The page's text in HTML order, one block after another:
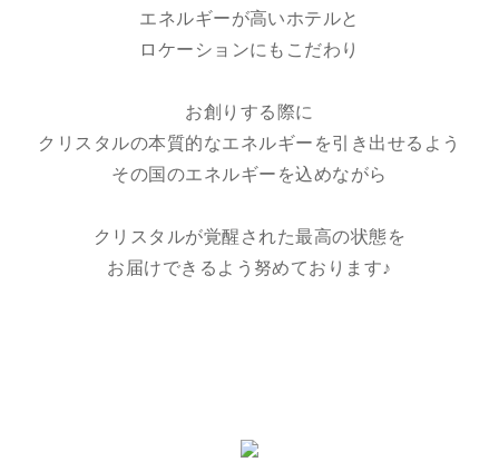
エネルギーが高いホテルと
ロケーションにもこだわり
お創りする際に
クリスタルの本質的なエネルギーを引き出せるよう
その国のエネルギーを込めながら
クリスタルが覚醒された最高の状態を
お届けできるよう努めております♪